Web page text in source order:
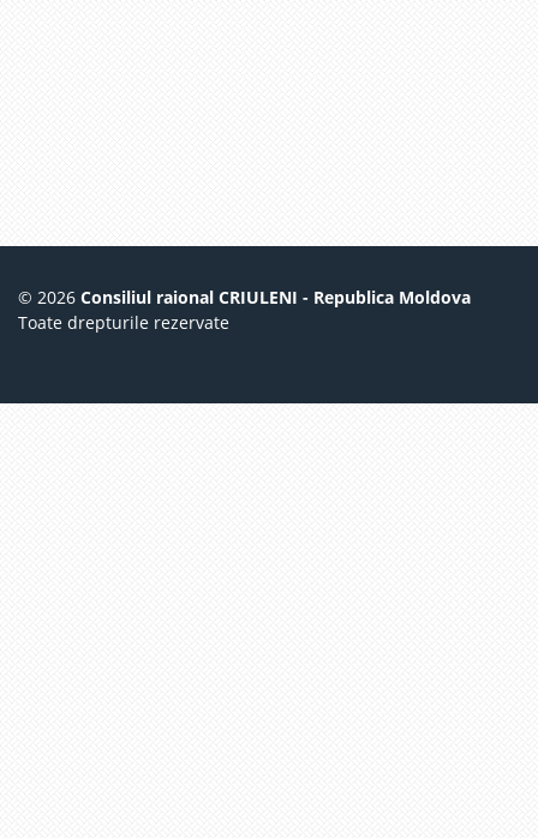
© 2026 Consiliul raional CRIULENI - Republica Moldova
Toate drepturile rezervate